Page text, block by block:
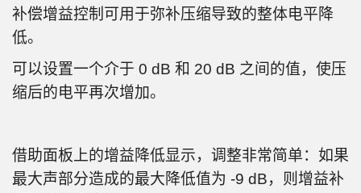
补偿增益控制可用于弥补压缩导致的整体电平降
低。
可以设置一个介于 0 dB 和 20 dB 之间的值，使压
缩后的电平再次增加。
借助面板上的增益降低显示，调整非常简单：如果
最大声部分造成的最大降低值为 -9 dB，则增益补